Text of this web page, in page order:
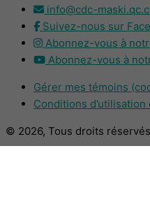
info@cdc-
Suivez-nous sur
Abonnez-vous à
Abonnez-vous à
Gérer mes témoins
Conditions
© 2026, Tous droits